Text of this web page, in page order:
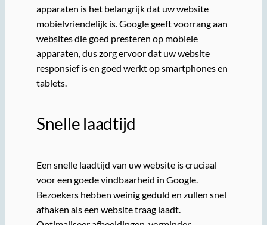
apparaten is het belangrijk dat uw website
mobielvriendelijk is. Google geeft voorrang aan
websites die goed presteren op mobiele
apparaten, dus zorg ervoor dat uw website
responsief is en goed werkt op smartphones en
tablets.
Snelle laadtijd
Een snelle laadtijd van uw website is cruciaal
voor een goede vindbaarheid in Google.
Bezoekers hebben weinig geduld en zullen snel
afhaken als een website traag laadt.